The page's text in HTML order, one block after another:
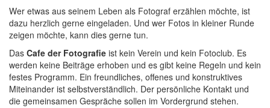
Wer etwas aus seinem Leben als Fotograf erzählen möchte, ist
dazu herzlich gerne eingeladen. Und wer Fotos in kleiner Runde
zeigen möchte, kann dies gerne tun.
Das Cafe der Fotografie ist kein Verein und kein Fotoclub. Es
werden keine Beiträge erhoben und es gibt keine Regeln und kein
festes Programm. Ein freundliches, offenes und konstruktives
Miteinander ist selbstverständlich. Der persönliche Kontakt und
die gemeinsamen Gespräche sollen im Vordergrund stehen.